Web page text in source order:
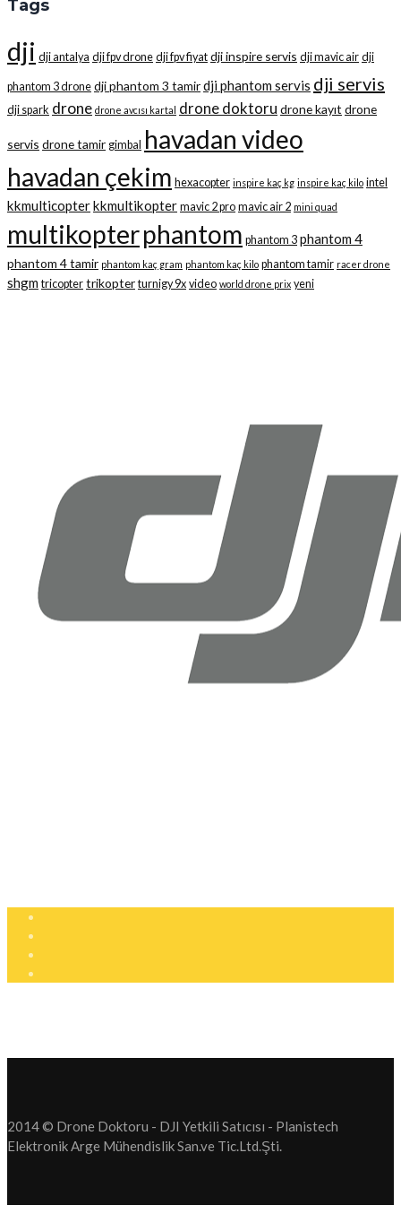
Tags
dji dji antalya dji fpv drone dji fpv fiyat dji inspire servis dji mavic air dji
phantom 3 drone dji phantom 3 tamirdji phantom servis dji servis
dji spark drone drone avcısı kartal drone doktoru drone kayıt drone
servis drone tamir gimbal havadan video
havadan çekim hexacopter inspire kaç kg inspire kaç kilo intel
kkmulticopterkkmultikopter mavic 2 pro mavic air 2 mini quad
multikopterphantom phantom 3 phantom 4
phantom 4 tamir phantom kaç gram phantom kaç kilo phantom tamir racer drone
shgm tricopter trikopter turnigy 9x video world drone prix yeni
2014 © Drone Doktoru - DJI Yetkili Satıcısı - Planistech
Elektronik Arge Mühendislik San.ve Tic.Ltd.Şti.